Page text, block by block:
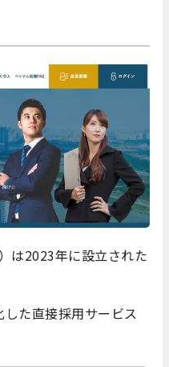
は2023年に設立された
た直接採用サービス